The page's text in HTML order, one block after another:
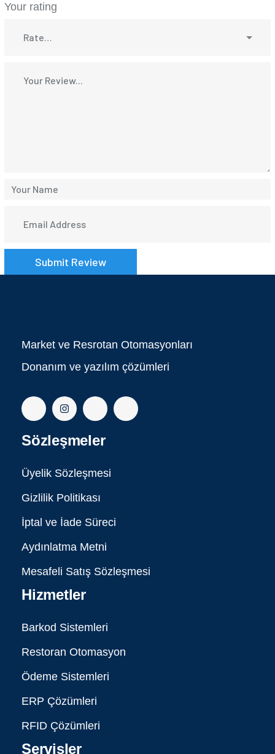
Your rating
Market ve Resrotan Otomasyonları
Donanım ve yazılım çözümleri
Sözleşmeler
Üyelik Sözleşmesi
Gizlilik Politikası
İptal ve İade Süreci
Aydınlatma Metni
Mesafeli Satış Sözleşmesi
Hizmetler
Barkod Sistemleri
Restoran Otomasyon
Ödeme Sistemleri
ERP Çözümleri
RFID Çözümleri
Servisler